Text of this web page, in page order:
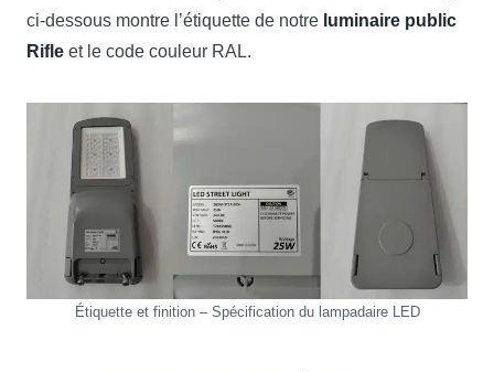
ci-dessous montre l’étiquette de notre luminaire public
Rifle et le code couleur RAL.
Étiquette et finition – Spécification du lampadaire LED